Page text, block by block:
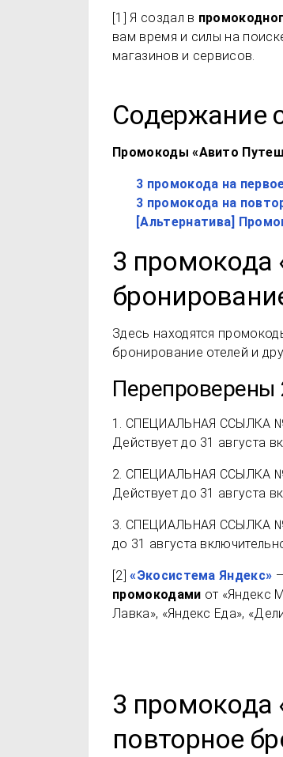
[1] Я создал в
вам время и силы на
магазинов и сервисов.
Содержание
Промокоды «Авито
3 промокода на
3 промокода на
[Альтернатива]
3 промокода
Здесь находятся
бронирование отелей и
Перепроверены
1. СПЕЦИАЛЬНАЯ ССЫЛКА
Действует до 31 августа
2. СПЕЦИАЛЬНАЯ ССЫЛКА
Действует до 31 августа
3. СПЕЦИАЛЬНАЯ ССЫЛКА
до 31 августа
[2] «Экосистема Яндекс»
промокодами от «Яндекс
Лавка», «Яндекс Еда»,
3 промокода
повторное